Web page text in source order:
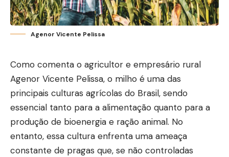
Agenor Vicente Pelissa
Como comenta o agricultor e empresário rural
Agenor Vicente Pelissa, o milho é uma das
principais culturas agrícolas do Brasil, sendo
essencial tanto para a alimentação quanto para a
produção de bioenergia e ração animal. No
entanto, essa cultura enfrenta uma ameaça
constante de pragas que, se não controladas